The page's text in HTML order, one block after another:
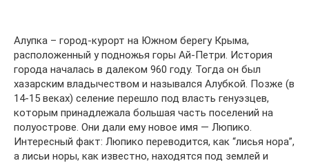
Алупка – город-курорт на Южном берегу Крыма,
расположенный у подножья горы Ай-Петри. История
города началась в далеком 960 году. Тогда он был
хазарским владычеством и назывался Алубкой. Позже (в
14-15 веках) селение перешло под власть генуэзцев,
которым принадлежала большая часть поселений на
полуострове. Они дали ему новое имя — Люпико.
Интересный факт: Люпико переводится, как “лисья нора”,
а лисьи норы, как известно, находятся под землей и